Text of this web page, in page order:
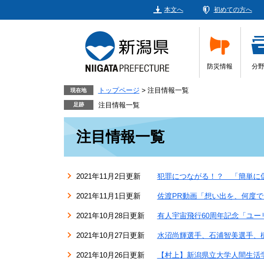
本文へ 初めての方へ
防災情報 分
現在地 トップページ > 注目情報一覧
注目情報一覧
注目情報一覧
2021年11月2日更新 犯罪につながる！？ 「簡単に
2021年11月1日更新 佐渡PR動画「想い出を、何
2021年10月28日更新 有人宇宙飛行60周年記念「ユ
2021年10月27日更新 水沼尚輝選手、石浦智美選手
2021年10月26日更新 【村上】新潟県立大学人間生